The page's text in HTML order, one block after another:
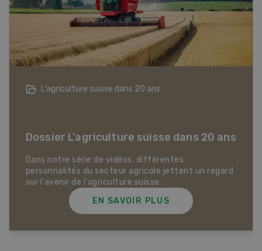
Mariage, union libre, famille recomposée
Dossier Mariage, union libre, famille
Ce que les différentes formes d'unions signifient
pour l'exploitation agricole familiale
EN SAVOIR PLUS